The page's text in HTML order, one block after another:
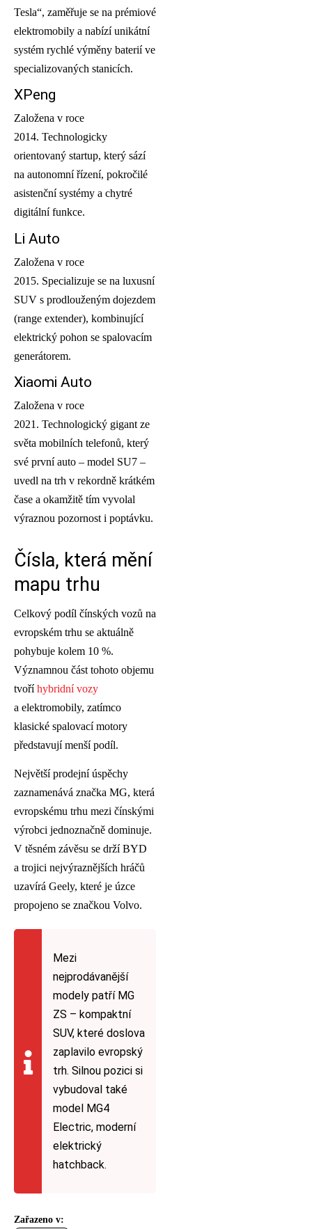
Tesla“, zaměřuje se na prémiové
elektromobily a nabízí unikátní
systém rychlé výměny baterií ve
specializovaných stanicích.
XPeng
Založena v roce
2014. Technologicky
orientovaný startup, který sází
na autonomní řízení, pokročilé
asistenční systémy a chytré
digitální funkce.
Li Auto
Založena v roce
2015. Specializuje se na luxusní
SUV s prodlouženým dojezdem
(range extender), kombinující
elektrický pohon se spalovacím
generátorem.
Xiaomi Auto
Založena v roce
2021. Technologický gigant ze
světa mobilních telefonů, který
své první auto – model SU7 –
uvedl na trh v rekordně krátkém
čase a okamžitě tím vyvolal
výraznou pozornost i poptávku.
Čísla, která mění
mapu trhu
Celkový podíl čínských vozů na
evropském trhu se aktuálně
pohybuje kolem 10 %.
Významnou část tohoto objemu
tvoříhybridní vozy
a elektromobily, zatímco
klasické spalovací motory
představují menší podíl.
Největší prodejní úspěchy
zaznamenává značka MG, která
evropskému trhu mezi čínskými
výrobci jednoznačně dominuje.
V těsném závěsu se drží BYD
a trojici nejvýraznějších hráčů
uzavírá Geely, které je úzce
propojeno se značkou Volvo.
Mezi
nejprodávanější
modely patří MG
ZS – kompaktní
SUV, které doslova
zaplavilo evropský
trh. Silnou pozici si
vybudoval také
model MG4
Electric, moderní
elektrický
hatchback.
Zařazeno v: